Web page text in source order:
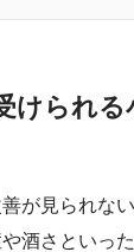
けられる
が見られな
酒さといっ